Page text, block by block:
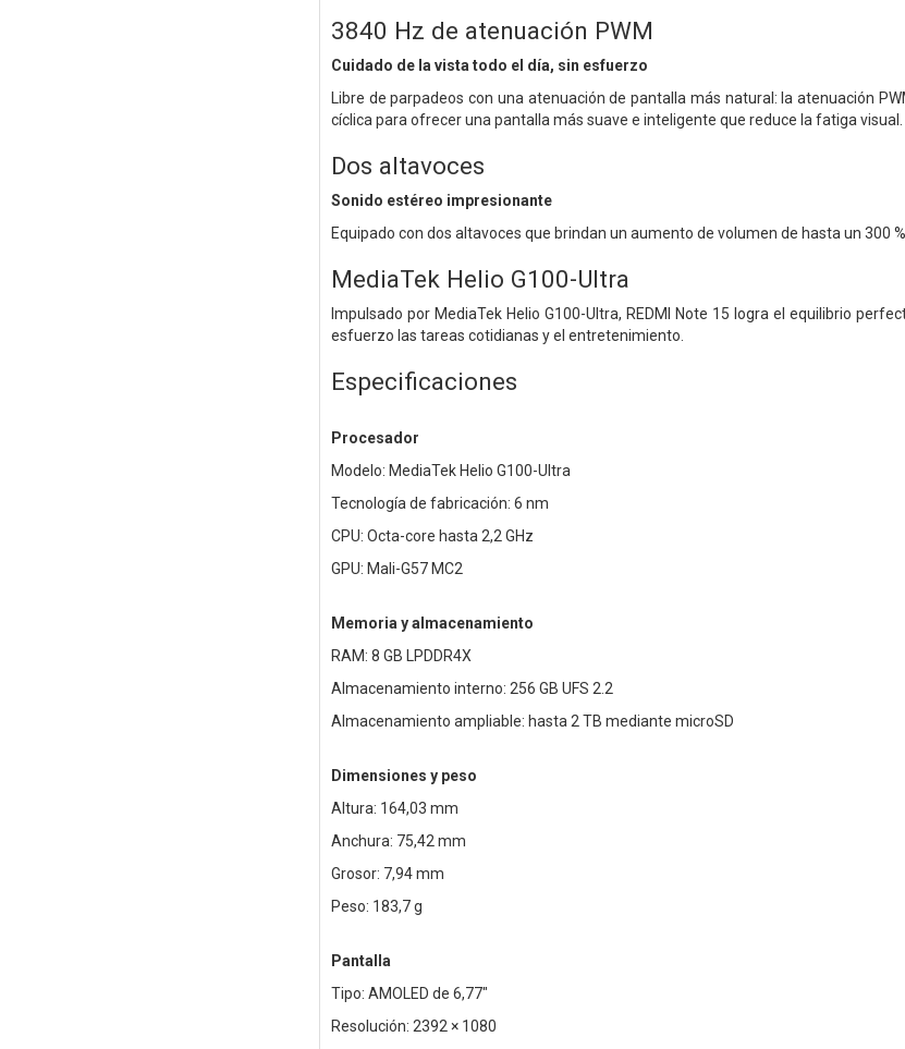
3840 Hz de atenuación PWM
Cuidado de la vista todo el día, sin esfuerzo
Libre de parpadeos con una atenuación de pantalla más natural: la atenuación
cíclica para ofrecer una pantalla más suave e inteligente que reduce la fatiga visual.
Dos altavoces
Sonido estéreo impresionante
Equipado con dos altavoces que brindan un aumento de volumen de hasta un 300
MediaTek Helio G100-Ultra
Impulsado por MediaTek Helio G100-Ultra, REDMI Note 15 logra el equilibrio
esfuerzo las tareas cotidianas y el entretenimiento.
Especificaciones
Procesador
Modelo: MediaTek Helio G100-Ultra
Tecnología de fabricación: 6 nm
CPU: Octa-core hasta 2,2 GHz
GPU: Mali-G57 MC2
Memoria y almacenamiento
RAM: 8 GB LPDDR4X
Almacenamiento interno: 256 GB UFS 2.2
Almacenamiento ampliable: hasta 2 TB mediante microSD
Dimensiones y peso
Altura: 164,03 mm
Anchura: 75,42 mm
Grosor: 7,94 mm
Peso: 183,7 g
Pantalla
Tipo: AMOLED de 6,77"
Resolución: 2392 × 1080